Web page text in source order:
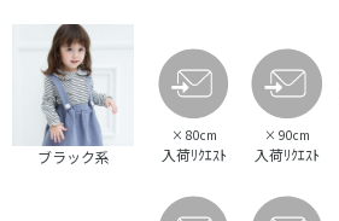
ブラック系
× 80cm
入荷ﾘｸｴｽﾄ
× 90cm
入荷ﾘｸｴｽﾄ